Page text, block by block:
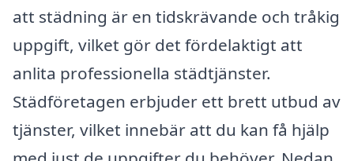
att städning är en tidskrävande och tråkig
uppgift, vilket gör det fördelaktigt att
anlita professionella städtjänster.
Städföretagen erbjuder ett brett utbud av
tjänster, vilket innebär att du kan få hjälp